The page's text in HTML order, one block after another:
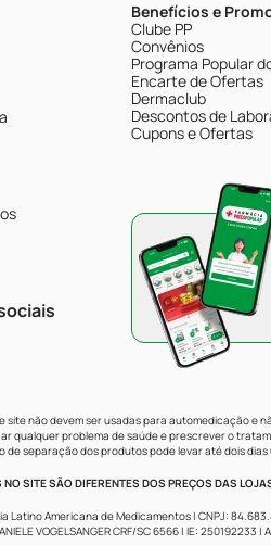
Benefícios e
Clube PP
Convênios
Programa Popular
Encarte de Ofertas
Dermaclub
Descontos de
Cupons e Ofertas
site não devem ser usadas para automedicação e
qualquer problema de saúde e prescrever o
de separação dos produtos pode levar até dois
SITE SÃO DIFERENTES DOS PREÇOS DAS
Cia Latino Americana de Medicamentos | CNPJ:
VOGELSANGER CRF/SC 6566 | IE: 250192233